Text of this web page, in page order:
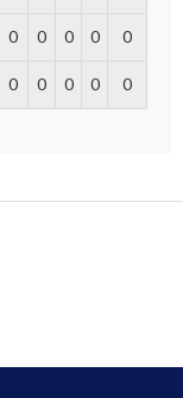
0 0 0 0 0
0 0 0 0 0